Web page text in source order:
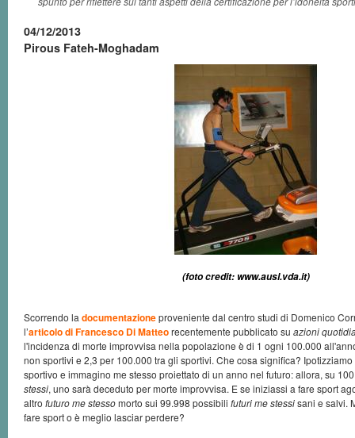
04/12/2013
Pirous Fateh-Moghadam
(foto credit: www.ausl.vda.it)
Scorrendo la documentazioneproveniente dal centro studi di Domenico
l’articolo di Francesco Di Matteorecentemente pubblicato su azioni
l'incidenza di morte improvvisa nella popolazione è di 1 ogni 100.000
non sportivi e 2,3 per 100.000 tra gli sportivi. Che cosa significa?
sportivo e immagino me stesso proiettato di un anno nel futuro: allora, su
stessi, uno sarà deceduto per morte improvvisa. E se iniziassi a fare sport
altro futuro me stessomorto sui 99.998 possibili futuri me stessisani e salvi.
fare sport o è meglio lasciar perdere?